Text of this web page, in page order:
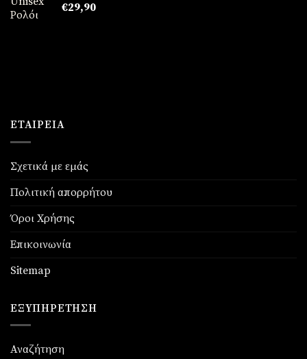
€29,90
ΕΤΑΙΡΕΊΑ
Σχετικά με εμάς
Πολιτική απορρήτου
Όροι Χρήσης
Επικοινωνία
Sitemap
ΕΞΥΠΗΡΈΤΗΣΗ
Αναζήτηση